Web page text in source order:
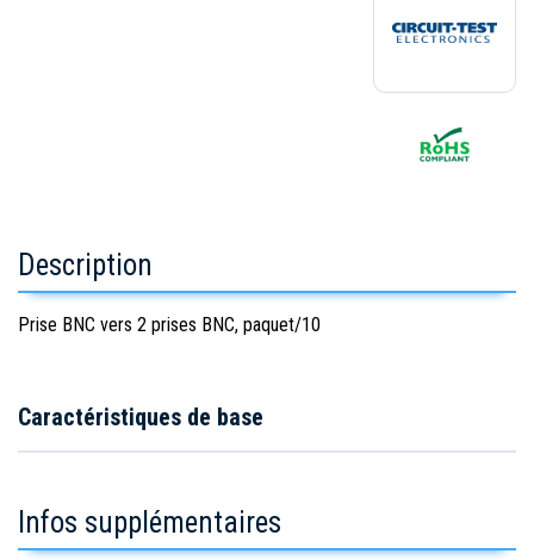
Description
Prise BNC vers 2 prises BNC, paquet/10
Caractéristiques de base
Infos supplémentaires